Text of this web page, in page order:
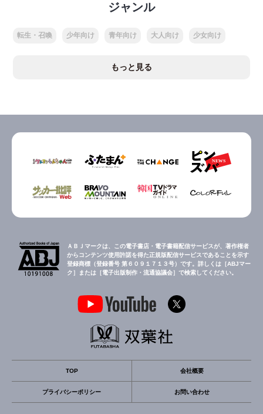
ジャンル
転生・召喚 少年向け 青年向け 大人向け 少女向け
もっと見る
ＡＢＪマークは、この電子書店・電子書籍配信サービスが、著作権者
からコンテンツ使用許諾を得た正規版配信サービスであることを示す
登録商標（登録番号 第６０９１７１３号）です。詳しくは［ABJマー
ク］または［電子出版制作・流通協議会］で検索してください。
TOP 会社概要
プライバシーポリシー お問い合わせ